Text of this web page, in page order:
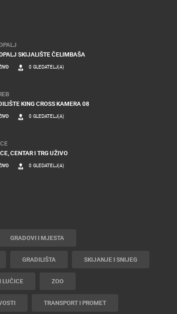
SKIJALIŠTE ČELIMBAŠA
0 GLEDATELJ(A)
KING CROSS KAMERA 08
0 GLEDATELJ(A)
CENTAR I TRG UŽIVO
0 GLEDATELJ(A)
GRADOVI I MJESTA
GRADILIŠTA SKIJANJE I SNIJEG
LUČICE ZOO
TRANSPORT I PROMET